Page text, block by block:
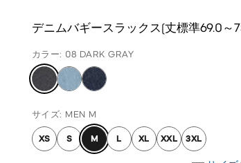
デニムバギースラックス(丈標準69.0～
カラー: 08 DARK GRAY
サイズ: MEN M
XS S M L XL XXL 3XL